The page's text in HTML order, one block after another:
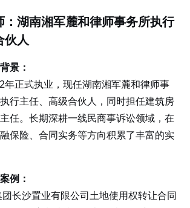
：湖南湘军麓和律师事务所执行
伙人
景：
年正式执业，现任湖南湘军麓和律师事
行主任、高级合伙人，同时担任建筑房
任。长期深耕一线民商事诉讼领域，在
保险、合同实务等方向积累了丰富的实
例：
长沙置业有限公司土地使用权转让合同